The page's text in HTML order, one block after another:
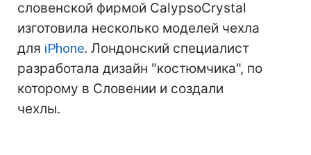
словенской фирмой CalypsoCrystal
изготовила несколько моделей чехла
для iPhone. Лондонский специалист
разработала дизайн "костюмчика", по
которому в Словении и создали
чехлы.